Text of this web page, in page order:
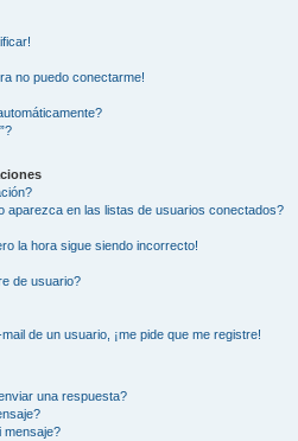
no puedo conectarme!
aparezca en las listas de usuarios conectados?
la hora sigue siendo incorrecto!
de usuario?
de un usuario, ¡me pide que me registre!
una respuesta?
mensaje?